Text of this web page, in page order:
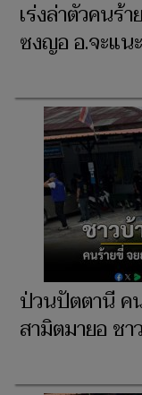
เร่งล่าตัวคน
ซงญอ อ.จะแน
ป่วนปัตตานี ค
สามิตมายอ ช